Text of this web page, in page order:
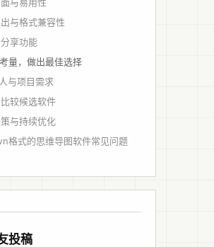
与格式兼容性
享功能
量，做出最佳选择
与项目需求
较候选软件
与持续优化
格式的思维导图软件常见问题
投稿